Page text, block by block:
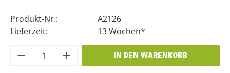
Produkt-Nr.:
A2126
Lieferzeit:
13 Wochen*
Produkt Anzahl: Gib den gewünschten
IN DEN WARENKORB